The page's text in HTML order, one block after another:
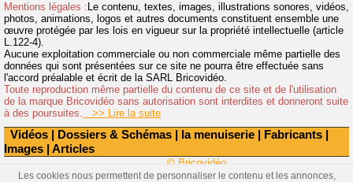
Vidéos | Dossiers & Schémas | la menuiserie | Fabricants |
Images | Articles
Mentions légales : Le contenu, textes, images, illustrations sonores, vidéos,
photos, animations, logos et autres documents constituent ensemble une
œuvre protégée par les lois en vigueur sur la propriété intellectuelle (article
L.122-4).
Aucune exploitation commerciale ou non commerciale même partielle des
données qui sont présentées sur ce site ne pourra être effectuée sans
l'accord préalable et écrit de la SARL Bricovidéo.
Toute reproduction même partielle du contenu de ce site et de l'utilisation
de la marque Bricovidéo sans autorisation sont interdites et donneront suite
à des poursuites. >> Lire la suite
© Bricovidéo
Les cookies nous permettent de personnaliser le contenu et les annonces,